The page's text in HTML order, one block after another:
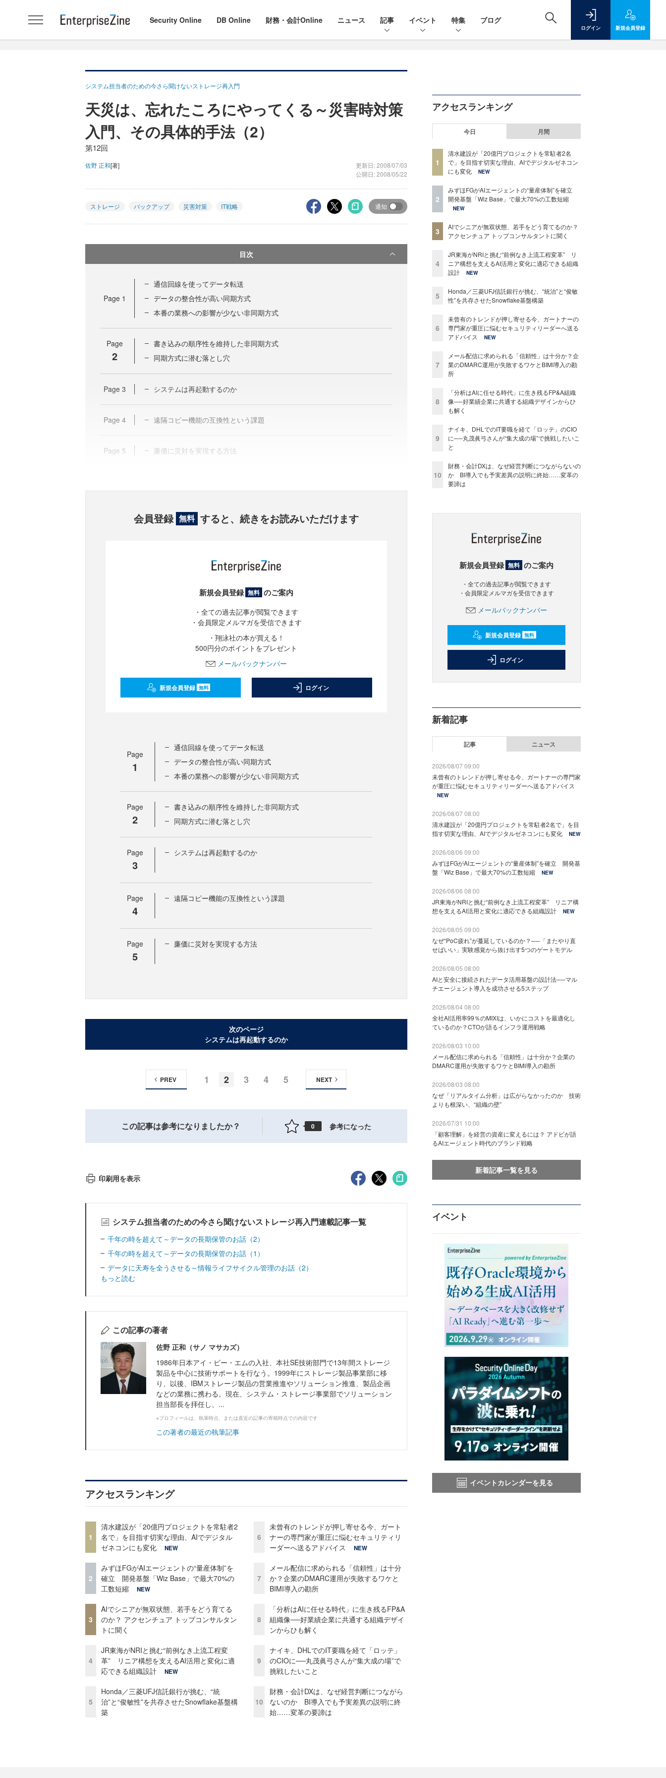
Security Online DB Online 財務・会計Online ニュース 記事 イベント 特集 ブログ
ログイン 新規会員登録
システム担当者のための今さら聞けないストレージ再入門
天災は、忘れたころにやってくる～災害時対策
入門、その具体的手法（2）
第12回
佐野 正和[著]
更新日: 2008/07/03
公開日: 2008/05/22
ストレージ バックアップ 災害対策 IT戦略 通知
目次
Page 1
通信回線を使ってデータ転送
データの整合性が高い同期方式
本番の業務への影響が少ない非同期方式
Page
2
書き込みの順序性を維持した非同期方式
同期方式に潜む落とし穴
Page 3 システムは再起動するのか
Page 4 遠隔コピー機能の互換性という課題
Page 5 廉価に災対を実現する方法
会員登録 無料 すると、続きをお読みいただけます
新規会員登録 無料 のご案内
・全ての過去記事が閲覧できます
・会員限定メルマガを受信できます
・翔泳社の本が買える！
500円分のポイントをプレゼント
メールバックナンバー
新規会員登録 無料 ログイン
Page
1
通信回線を使ってデータ転送
データの整合性が高い同期方式
本番の業務への影響が少ない非同期方式
Page
2
書き込みの順序性を維持した非同期方式
同期方式に潜む落とし穴
Page
3
システムは再起動するのか
Page
4
遠隔コピー機能の互換性という課題
Page
5
廉価に災対を実現する方法
次のページ
システムは再起動するのか
1 2 3 4 5
PREV NEXT
この記事は参考になりましたか？ 0 参考になった
印刷用を表示
システム担当者のための今さら聞けないストレージ再入門連載記事一覧
千年の時を超えて～データの長期保管のお話（2）
千年の時を超えて～データの長期保管のお話（1）
データに天寿を全うさせる～情報ライフサイクル管理のお話（2）
もっと読む
この記事の著者
佐野 正和（サノ マサカズ）
1986年日本アイ・ビー・エムの入社、本社SE技術部門で13年間ストレージ
製品を中心に技術サポートを行なう。1999年にストレージ製品事業部に移
り、以後、IBMストレージ製品の営業推進やソリューション推進、製品企画
などの業務に携わる。現在、システム・ストレージ事業部でソリューション
担当部長を拝任し、...
※プロフィールは、執筆時点、または直近の記事の寄稿時点での内容です
この著者の最近の執筆記事
アクセスランキング
1
清水建設が「20億円プロジェクトを常駐者2
名で」を目指す切実な理由、AIでデジタル
ゼネコンにも変化
NEW
2
みずほFGがAIエージェントの“量産体制”を
確立 開発基盤「Wiz Base」で最大70%の
工数短縮
NEW
3
AIでシニアが無双状態、若手をどう育てる
のか？ アクセンチュア トップコンサルタン
トに聞く
4
JR東海がNRIと挑む“前例なき上流工程変
革” リニア構想を支えるAI活用と変化に適
応できる組織設計
NEW
5
Honda／三菱UFJ信託銀行が挑む、“統
治”と“俊敏性”を共存させたSnowflake基盤構
築
6
未曾有のトレンドが押し寄せる今、ガート
ナーの専門家が重圧に悩むセキュリティリ
ーダーへ送るアドバイス
NEW
7
メール配信に求められる「信頼性」は十分
か？企業のDMARC運用が失敗するワケと
BIMI導入の勘所
8
「分析はAIに任せる時代」に生き残るFP&A
組織像──好業績企業に共通する組織デザイ
ンからひも解く
9
ナイキ、DHLでのIT要職を経て「ロッテ」
のCIOに──丸茂眞弓さんが“集大成の場”で
挑戦したいこと
10
財務・会計DXは、なぜ経営判断につながら
ないのか BI導入でも予実差異の説明に終
始……変革の要諦は
アクセスランキング
今日 月間
1
清水建設が「20億円プロジェクトを常駐者2名
で」を目指す切実な理由、AIでデジタルゼネコン
にも変化
NEW
2
みずほFGがAIエージェントの“量産体制”を確立
開発基盤「Wiz Base」で最大70%の工数短縮
NEW
3
AIでシニアが無双状態、若手をどう育てるのか？
アクセンチュア トップコンサルタントに聞く
4
JR東海がNRIと挑む“前例なき上流工程変革” リ
ニア構想を支えるAI活用と変化に適応できる組織
設計
NEW
5
Honda／三菱UFJ信託銀行が挑む、“統治”と“俊敏
性”を共存させたSnowflake基盤構築
6
未曾有のトレンドが押し寄せる今、ガートナーの
専門家が重圧に悩むセキュリティリーダーへ送る
アドバイス
NEW
7
メール配信に求められる「信頼性」は十分か？企
業のDMARC運用が失敗するワケとBIMI導入の勘
所
8
「分析はAIに任せる時代」に生き残るFP&A組織
像──好業績企業に共通する組織デザインからひ
も解く
9
ナイキ、DHLでのIT要職を経て「ロッテ」のCIO
に──丸茂眞弓さんが“集大成の場”で挑戦したいこ
と
10
財務・会計DXは、なぜ経営判断につながらないの
か BI導入でも予実差異の説明に終始……変革の
要諦は
新規会員登録 無料 のご案内
・全ての過去記事が閲覧できます
・会員限定メルマガを受信できます
メールバックナンバー
新規会員登録 無料
ログイン
新着記事
記事 ニュース
2026/08/07 09:00
未曾有のトレンドが押し寄せる今、ガートナーの専門家
が重圧に悩むセキュリティリーダーへ送るアドバイス
NEW
2026/08/07 08:00
清水建設が「20億円プロジェクトを常駐者2名で」を目
指す切実な理由、AIでデジタルゼネコンにも変化
NEW
2026/08/06 09:00
みずほFGがAIエージェントの“量産体制”を確立 開発基
盤「Wiz Base」で最大70%の工数短縮
NEW
2026/08/06 08:00
JR東海がNRIと挑む“前例なき上流工程変革” リニア構
想を支えるAI活用と変化に適応できる組織設計
NEW
2026/08/05 09:00
なぜ“PoC疲れ”が蔓延しているのか？──「またやり直
せばいい」実験感覚から抜け出す5つのゲートモデル
2026/08/05 08:00
AIと安全に接続されたデータ活用基盤の設計法──マル
チエージェント導入を成功させる5ステップ
2026/08/04 08:00
全社AI活用率99％のMIXIは、いかにコストを最適化し
ているのか？CTOが語るインフラ運用戦略
2026/08/03 10:00
メール配信に求められる「信頼性」は十分か？企業の
DMARC運用が失敗するワケとBIMI導入の勘所
2026/08/03 08:00
なぜ「リアルタイム分析」は広がらなかったのか 技術
よりも根深い、“組織の壁”
2026/07/31 10:00
「顧客理解」を経営の資産に変えるには？ アドビが語
るAIエージェント時代のブランド戦略
新着記事一覧を見る
イベント
イベントカレンダーを見る